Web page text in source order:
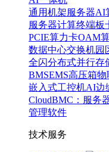
通用机架服务器AI
服务器计算终端板
PCIE算力卡OAM
数据中心交换机园
全闪分布式并行存
BMSEMS高压箱物
嵌入式工控机AI边
CloudBMC：服务
管理软件
技术服务